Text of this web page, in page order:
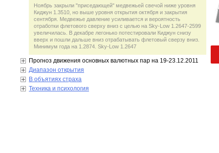
Ноябрь закрыли "приседающей" медвежьей свечой ниже уровня
Киджун 1.3510, но выше уровня открытия октября и закрытия
сентября. Медвежье давление усиливается и вероятность
отработки флетового сверху вниз с целью на Sky-Low 1.2647-2599
увеличилась. В декабре легонько потестировали Киджун снизу
вверх и пошли дальше вниз отрабатывать флетовый сверзу вниз.
Минимум года на 1.2874. Sky-Low 1.2647
Прогноз движения основных валютных пар на 19-23.12.2011
Диапазон открытия
В объятиях страха
Техника и психология